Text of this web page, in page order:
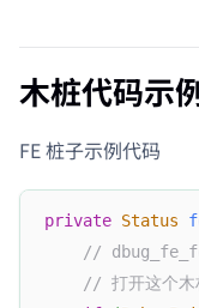
木桩代码示
FE 桩子示例代码
private Status
//
// 打开这个